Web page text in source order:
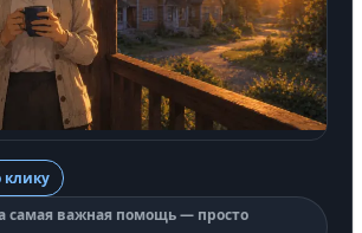
клику
самая важная помощь — просто